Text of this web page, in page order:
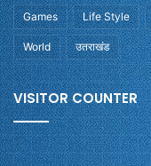
Games Life Style
World उतराखंड
VISITOR COUNTER